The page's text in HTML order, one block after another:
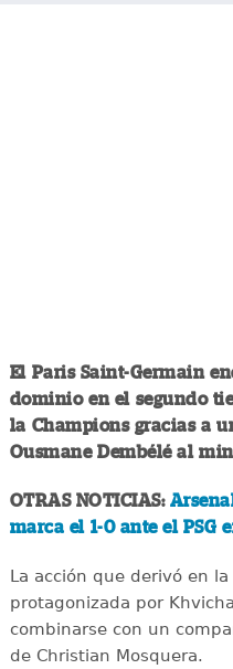
El Paris Saint-Germain
dominio en el segundo
la Champions gracias a
Ousmane Dembélé al
OTRAS NOTICIAS:
marca el 1-0 ante el PSG
La acción que derivó en
protagonizada por
combinarse con un
de Christian Mosquera.